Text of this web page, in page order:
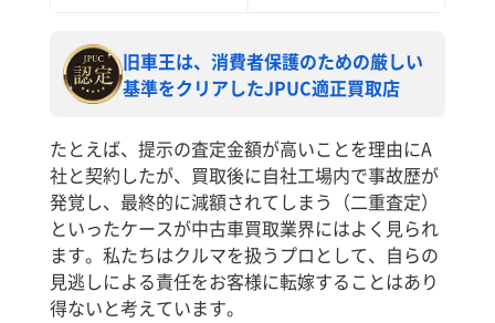
旧車王は、消費者保護のための厳しい
基準をクリアしたJPUC適正買取店
たとえば、提示の査定金額が高いことを理由にA
社と契約したが、買取後に自社工場内で事故歴が
発覚し、最終的に減額されてしまう（二重査定）
といったケースが中古車買取業界にはよく見られ
ます。私たちはクルマを扱うプロとして、自らの
見逃しによる責任をお客様に転嫁することはあり
得ないと考えています。